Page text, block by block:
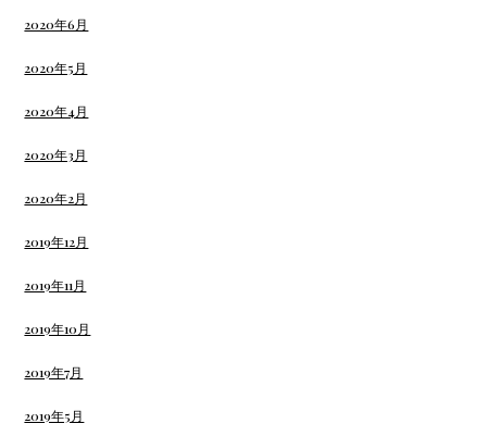
2020年6月
2020年5月
2020年4月
2020年3月
2020年2月
2019年12月
2019年11月
2019年10月
2019年7月
2019年5月